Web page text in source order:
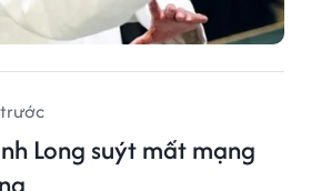
Long suýt mất mạng